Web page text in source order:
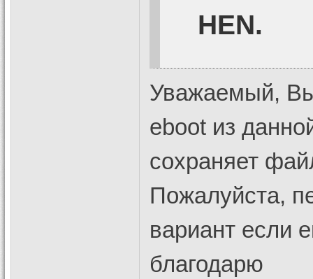
HEN.
Уважаемый, Вы
eboot из
сохраняет
Пожалуйста,
вариант если
благодарю